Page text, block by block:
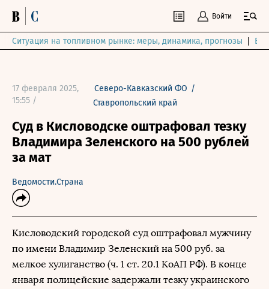
Войти
Ситуация на топливном рынке: меры, динамика, прогнозы
17 февраля 2025,
15:55 /
Северо-Кавказский ФО /
Ставропольский край
Суд в Кисловодске оштрафовал тезку
Владимира Зеленского на 500 рублей
за мат
Ведомости.Страна
Кисловодский городской суд оштрафовал мужчину
по имени Владимир Зеленский на 500 руб. за
мелкое хулиганство (ч. 1 ст. 20.1 КоАП РФ). В конце
января полицейские задержали тезку украинского